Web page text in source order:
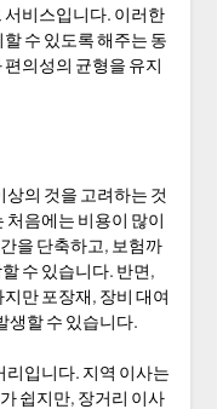
서비스입니다. 이러한
수 있도록 해주는 동
의성의 균형을 유지
의 것을 고려하는 것
음에는 비용이 많이
을 단축하고, 보험까
수 있습니다. 반면,
만 포장재, 장비 대여
생할 수 있습니다.
리입니다. 지역 이사는
쉽지만, 장거리 이사